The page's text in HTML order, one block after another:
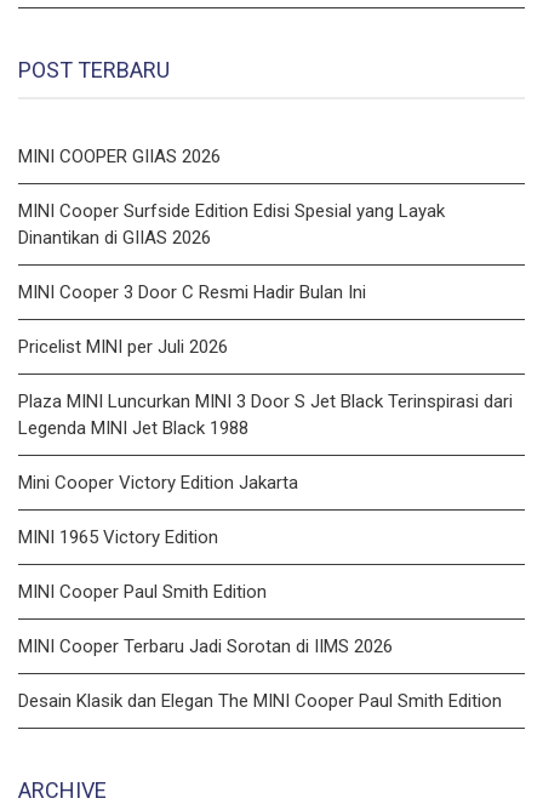
POST TERBARU
MINI COOPER GIIAS 2026
MINI Cooper Surfside Edition Edisi Spesial yang Layak
Dinantikan di GIIAS 2026
MINI Cooper 3 Door C Resmi Hadir Bulan Ini
Pricelist MINI per Juli 2026
Plaza MINI Luncurkan MINI 3 Door S Jet Black Terinspirasi dari
Legenda MINI Jet Black 1988
Mini Cooper Victory Edition Jakarta
MINI 1965 Victory Edition
MINI Cooper Paul Smith Edition
MINI Cooper Terbaru Jadi Sorotan di IIMS 2026
Desain Klasik dan Elegan The MINI Cooper Paul Smith Edition
ARCHIVE